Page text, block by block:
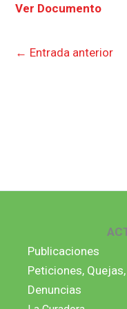
Ver Documento
← Entrada anterior
Publicaciones
Peticiones,
Denuncias